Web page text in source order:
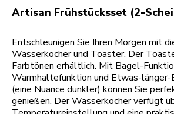
Artisan Frühstücksset (2-
Entschleunigen Sie Ihren Morgen mit
Wasserkocher und Toaster. Der
Farbtönen erhältlich. Mit Bagel-
Warmhaltefunktion und Etwas-länger-
(eine Nuance dunkler) können Sie
genießen. Der Wasserkocher verfügt